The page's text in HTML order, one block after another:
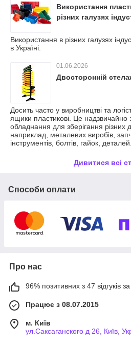
Використання
різних галузях
Використання в різних галузях
в Україні.
01.06.2026
Двосторонній
Досить часто у виробництві та
ящики пластикові. Це надзвичайно
обладнання для зберігання різних
наприклад, металевих виробів,
інструментів, болтів, гайок, деталей.
Дивитися всі
Способи оплати
Про нас
96% позитивних з 47 відгуків за
Працює з 08.07.2015
м. Київ
ул.Саксаганского д 26, Київ,